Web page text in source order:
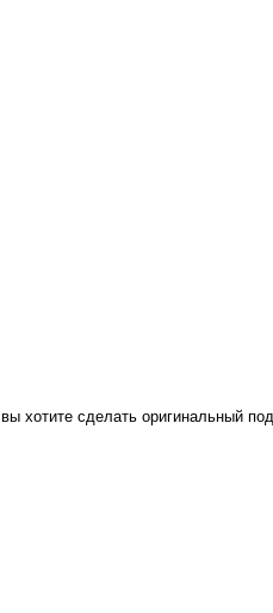
сделать оригинальный